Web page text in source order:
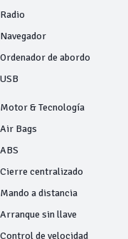
Radio
Navegador
Ordenador de abordo
USB
Motor & Tecnología
Air Bags
ABS
Cierre centralizado
Mando a distancia
Arranque sin llave
Control de velocidad